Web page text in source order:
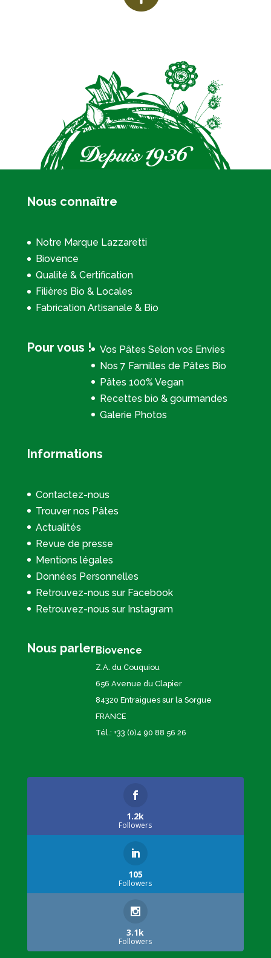
Nous connaître
Notre Marque Lazzaretti
Biovence
Qualité & Certification
Filières Bio & Locales
Fabrication Artisanale & Bio
Pour vous !
Vos Pâtes Selon vos Envies
Nos 7 Familles de Pâtes Bio
Pâtes 100% Vegan
Recettes bio & gourmandes
Galerie Photos
Informations
Contactez-nous
Trouver nos Pâtes
Actualités
Revue de presse
Mentions légales
Données Personnelles
Retrouvez-nous sur Facebook
Retrouvez-nous sur Instagram
Nous parlerBiovence
Z.A. du Couquiou
656 Avenue du Clapier
84320 Entraigues sur la Sorgue
FRANCE
Tél.: +33 (0)4 90 88 56 26
1.2k
Followers
105
Followers
3.1k
Followers